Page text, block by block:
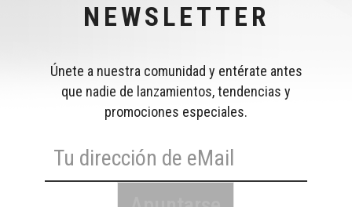
NEWSLETTER
Únete a nuestra comunidad y entérate antes
que nadie de lanzamientos, tendencias y
promociones especiales.